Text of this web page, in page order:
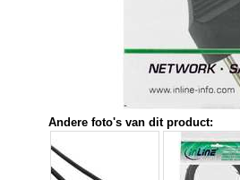
Andere foto's van dit product: